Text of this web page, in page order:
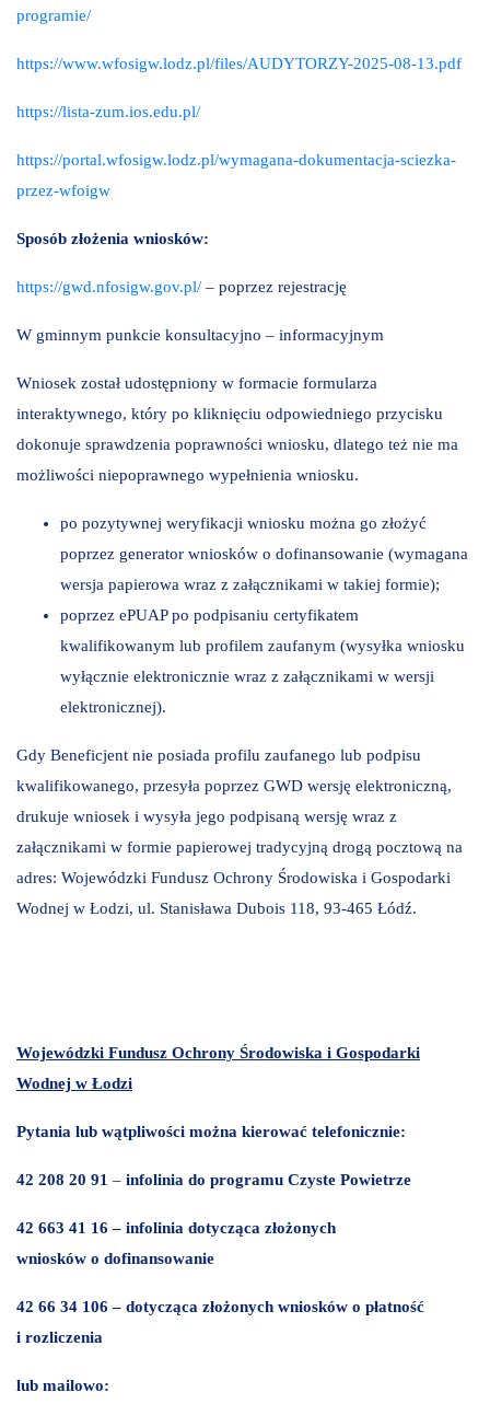
programie/
https://www.wfosigw.lodz.pl/files/AUDYTORZY-2025-08-13.pdf
https://lista-zum.ios.edu.pl/
https://portal.wfosigw.lodz.pl/wymagana-dokumentacja-sciezka-
przez-wfoigw
Sposób złożenia wniosków:
https://gwd.nfosigw.gov.pl/ – poprzez rejestrację
W gminnym punkcie konsultacyjno – informacyjnym
Wniosek został udostępniony w formacie formularza
interaktywnego, który po kliknięciu odpowiedniego przycisku
dokonuje sprawdzenia poprawności wniosku, dlatego też nie ma
możliwości niepoprawnego wypełnienia wniosku.
po pozytywnej weryfikacji wniosku można go złożyć
poprzez generator wniosków o dofinansowanie (wymagana
wersja papierowa wraz z załącznikami w takiej formie);
poprzez ePUAP po podpisaniu certyfikatem
kwalifikowanym lub profilem zaufanym (wysyłka wniosku
wyłącznie elektronicznie wraz z załącznikami w wersji
elektronicznej).
Gdy Beneficjent nie posiada profilu zaufanego lub podpisu
kwalifikowanego, przesyła poprzez GWD wersję elektroniczną,
drukuje wniosek i wysyła jego podpisaną wersję wraz z
załącznikami w formie papierowej tradycyjną drogą pocztową na
adres: Wojewódzki Fundusz Ochrony Środowiska i Gospodarki
Wodnej w Łodzi, ul. Stanisława Dubois 118, 93-465 Łódź.
Wojewódzki Fundusz Ochrony Środowiska i Gospodarki
Wodnej w Łodzi
Pytania lub wątpliwości można kierować telefonicznie:
42 208 20 91 – infolinia do programu Czyste Powietrze
42 663 41 16 – infolinia dotycząca złożonych
wniosków o dofinansowanie
42 66 34 106 – dotycząca złożonych wniosków o płatność
i rozliczenia
lub mailowo: